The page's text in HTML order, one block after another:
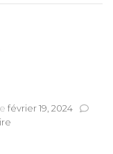
février 19, 2024